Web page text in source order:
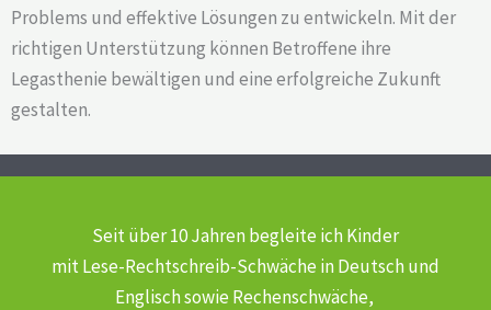
Problems und effektive Lösungen zu entwickeln. Mit der
richtigen Unterstützung können Betroffene ihre
Legasthenie bewältigen und eine erfolgreiche Zukunft
gestalten.
Seit über 10 Jahren begleite ich Kinder
mit Lese-Rechtschreib-Schwächein Deutsch und
Englisch sowie Rechenschwäche,